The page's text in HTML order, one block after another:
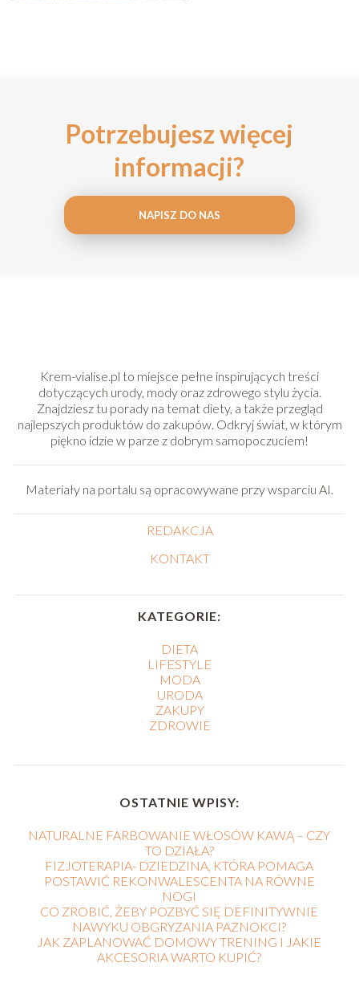
Potrzebujesz więcej
informacji?
NAPISZ DO NAS
Krem-vialise.pl to miejsce pełne inspirujących treści
dotyczących urody, mody oraz zdrowego stylu życia.
Znajdziesz tu porady na temat diety, a także przegląd
najlepszych produktów do zakupów. Odkryj świat, w którym
piękno idzie w parze z dobrym samopoczuciem!
Materiały na portalu są opracowywane przy wsparciu AI.
REDAKCJA
KONTAKT
KATEGORIE:
DIETA
LIFESTYLE
MODA
URODA
ZAKUPY
ZDROWIE
OSTATNIE WPISY:
NATURALNE FARBOWANIE WŁOSÓW KAWĄ – CZY
TO DZIAŁA?
FIZJOTERAPIA- DZIEDZINA, KTÓRA POMAGA
POSTAWIĆ REKONWALESCENTA NA RÓWNE
NOGI
CO ZROBIĆ, ŻEBY POZBYĆ SIĘ DEFINITYWNIE
NAWYKU OBGRYZANIA PAZNOKCI?
JAK ZAPLANOWAĆ DOMOWY TRENING I JAKIE
AKCESORIA WARTO KUPIĆ?